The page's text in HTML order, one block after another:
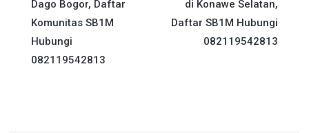
navigation
Dago Bogor, Daftar
Komunitas SB1M
Hubungi
082119542813
di Konawe Selatan,
Daftar SB1M Hubungi
082119542813